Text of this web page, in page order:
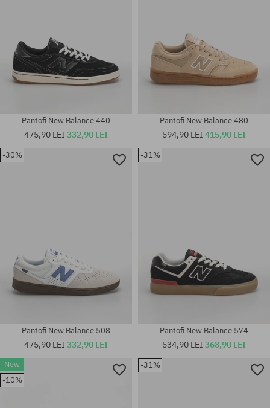
Mărimi existente:
36; 37; 37.5; 38; 38.5; 39.5; 40;
Mărimi existente:
41.5; 43; 44; 44.5; 45; 45.5;
Pantofi New Balance 440
475,90 LEI332,90 LEI
Pantofi New Balance 480
594,90 LEI415,90 LEI
-30%
Pantofi New Balance 508
475,90 LEI332,90 LEI
-31%
Pantofi New Balance 574
534,90 LEI368,90 LEI
New
-10%
-31%